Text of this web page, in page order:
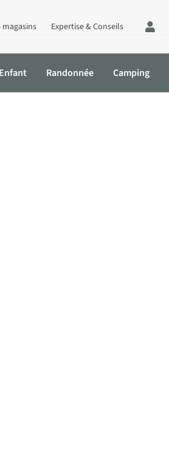
magasins Expertise & Conseils
Enfant Randonnée Camping